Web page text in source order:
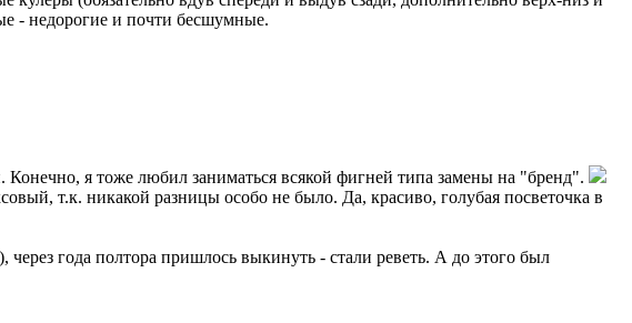
- недорогие и почти бесшумные.
я тоже любил заниматься всякой фигней типа замены на "бренд".
т.к. никакой разницы особо не было. Да, красиво, голубая посветочка в
года полтора пришлось выкинуть - стали реветь. А до этого был